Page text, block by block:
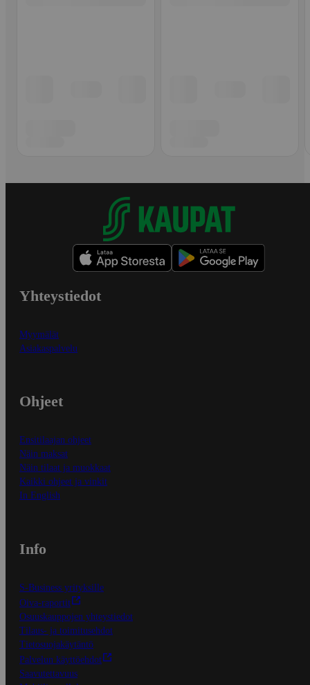
Yhteystiedot
Myymälät
Asiakaspalvelu
Ohjeet
Ensitilaajan ohjeet
Näin maksat
Näin tilaat ja muokkaat
Kaikki ohjeet ja vinkit
In English
Info
S-Business yrityksille
Oiva-raportit
Osuuskauppojen yhteystiedot
Tilaus- ja toimitusehdot
Tietosuojakäytäntö
Palvelun käyttöehdot
Saavutettavuus